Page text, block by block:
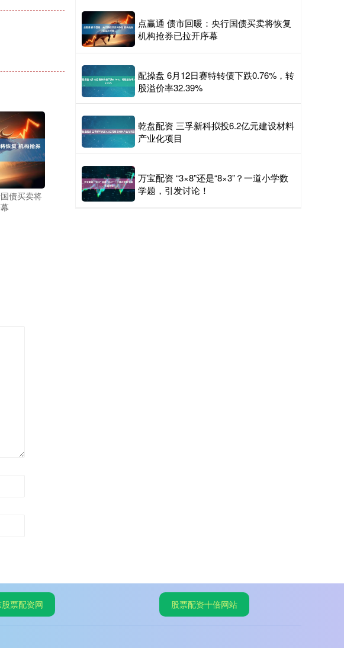
债买卖将
点赢通 债市回暖：央行国债买卖将恢复
机构抢券已拉开序幕
配操盘 6月12日赛特转债下跌0.76%，转
股溢价率32.39%
乾盘配资 三孚新科拟投6.2亿元建设材料
产业化项目
万宝配资 “3×8”还是“8×3”？一道小学数
学题，引发讨论！
票配资网 股票配资十倍网站